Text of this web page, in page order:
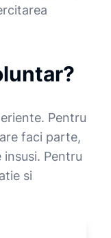
Pentru
faci parte,
Pentru
si